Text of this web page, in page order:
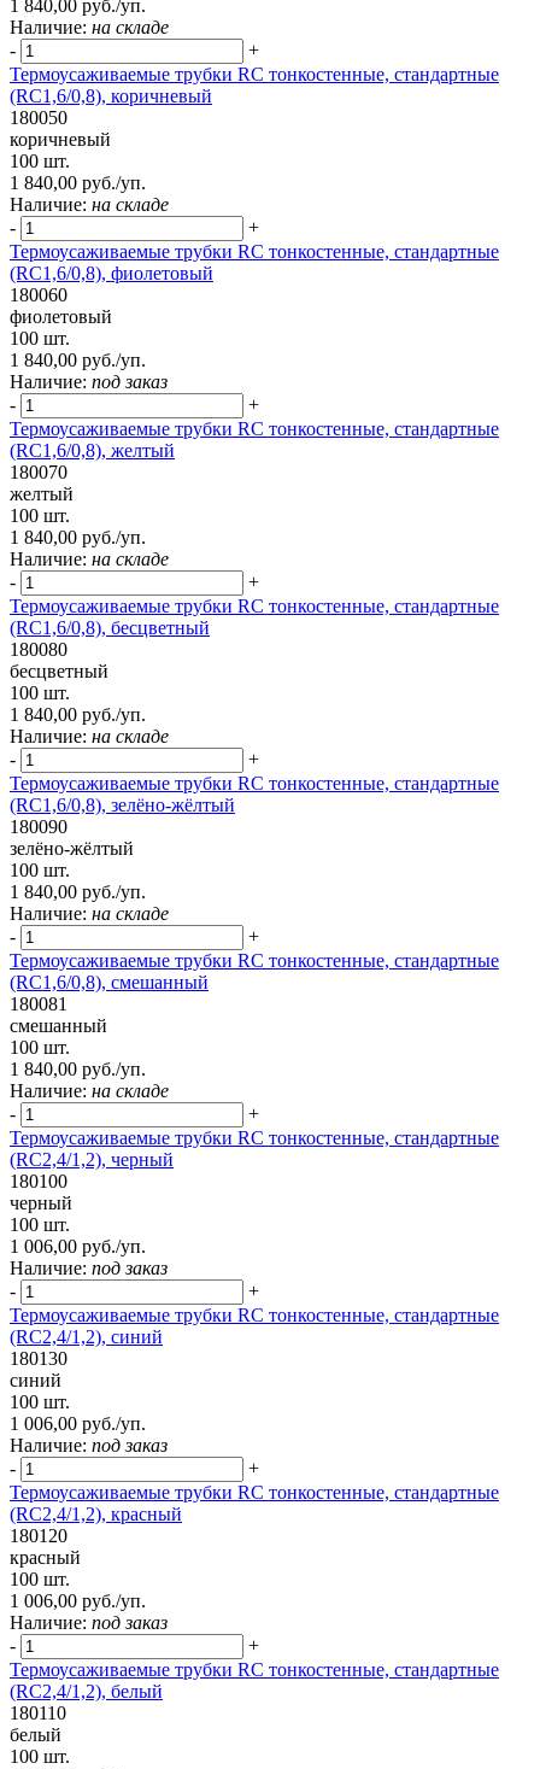
1 840,00 руб./уп.
Наличие: на складе
-
+
Термоусаживаемые трубки RC тонкостенные, стандартные
(RC1,6/0,8), коричневый
180050
коричневый
100 шт.
1 840,00 руб./уп.
Наличие: на складе
-
+
Термоусаживаемые трубки RC тонкостенные, стандартные
(RC1,6/0,8), фиолетовый
180060
фиолетовый
100 шт.
1 840,00 руб./уп.
Наличие: под заказ
-
+
Термоусаживаемые трубки RC тонкостенные, стандартные
(RC1,6/0,8), желтый
180070
желтый
100 шт.
1 840,00 руб./уп.
Наличие: на складе
-
+
Термоусаживаемые трубки RC тонкостенные, стандартные
(RC1,6/0,8), бесцветный
180080
бесцветный
100 шт.
1 840,00 руб./уп.
Наличие: на складе
-
+
Термоусаживаемые трубки RC тонкостенные, стандартные
(RC1,6/0,8), зелёно-жёлтый
180090
зелёно-жёлтый
100 шт.
1 840,00 руб./уп.
Наличие: на складе
-
+
Термоусаживаемые трубки RC тонкостенные, стандартные
(RC1,6/0,8), смешанный
180081
смешанный
100 шт.
1 840,00 руб./уп.
Наличие: на складе
-
+
Термоусаживаемые трубки RC тонкостенные, стандартные
(RC2,4/1,2), черный
180100
черный
100 шт.
1 006,00 руб./уп.
Наличие: под заказ
-
+
Термоусаживаемые трубки RC тонкостенные, стандартные
(RC2,4/1,2), синий
180130
синий
100 шт.
1 006,00 руб./уп.
Наличие: под заказ
-
+
Термоусаживаемые трубки RC тонкостенные, стандартные
(RC2,4/1,2), красный
180120
красный
100 шт.
1 006,00 руб./уп.
Наличие: под заказ
-
+
Термоусаживаемые трубки RC тонкостенные, стандартные
(RC2,4/1,2), белый
180110
белый
100 шт.